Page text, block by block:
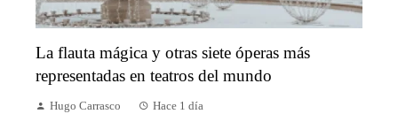
La flauta mágica y otras siete óperas más
representadas en teatros del mundo
Hugo Carrasco Hace 1 día